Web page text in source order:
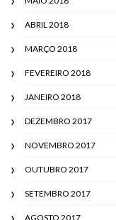
ABRIL 2018
MARÇO 2018
FEVEREIRO 2018
JANEIRO 2018
DEZEMBRO 2017
NOVEMBRO 2017
OUTUBRO 2017
SETEMBRO 2017
AGOSTO 2017